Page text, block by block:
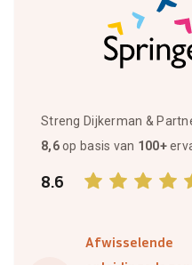
Streng Dijkerman &
8,6op basis van 100+
8.6
Afwisselende